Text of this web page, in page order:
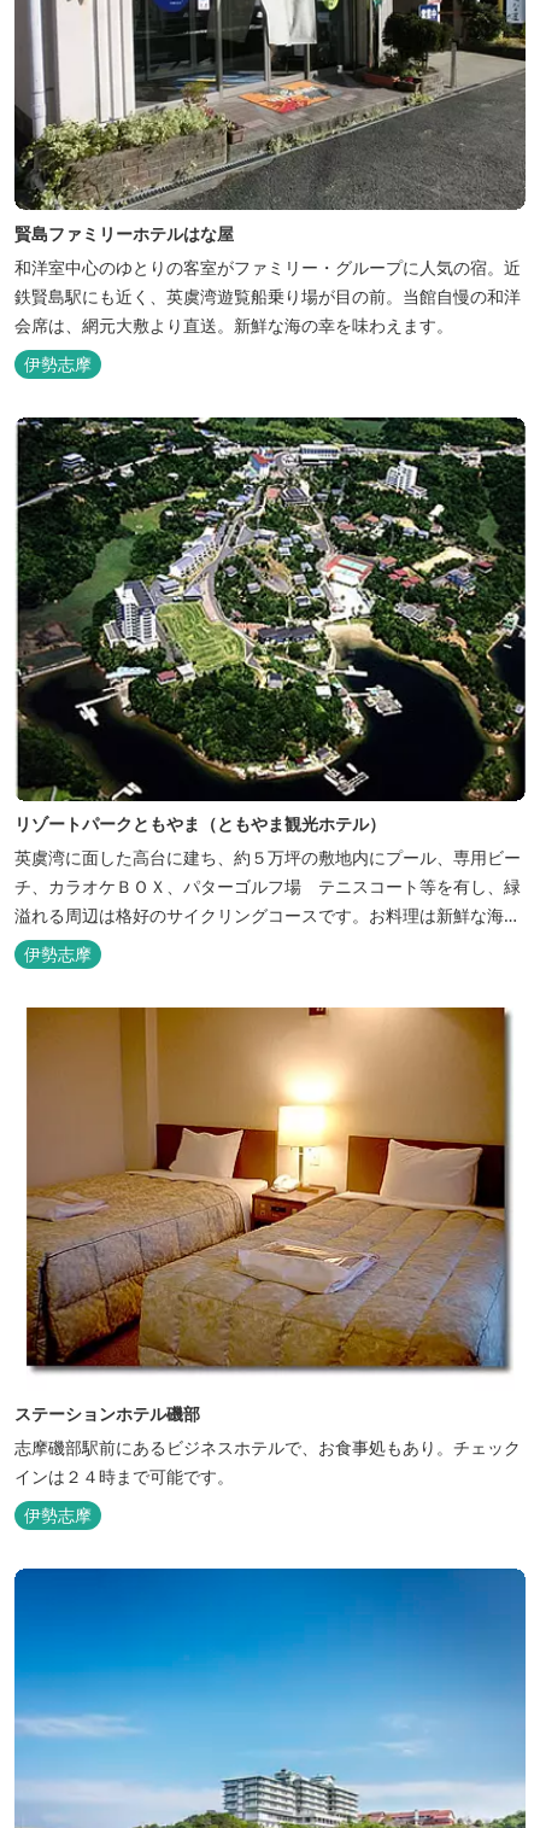
賢島ファミリーホテルはな屋
和洋室中心のゆとりの客室がファミリー・グループに人気の宿。近
鉄賢島駅にも近く、英虞湾遊覧船乗り場が目の前。当館自慢の和洋
会席は、網元大敷より直送。新鮮な海の幸を味わえます。
伊勢志摩
リゾートパークともやま（ともやま観光ホテル）
英虞湾に面した高台に建ち、約５万坪の敷地内にプール、専用ビー
チ、カラオケＢＯＸ、パターゴルフ場 テニスコート等を有し、緑
溢れる周辺は格好のサイクリングコースです。お料理は新鮮な海の
幸をふんだんに使用する荒磯焼、活造会席、伊勢海老残酷鍋会席、
松茸料理（秋）等グルメ志向の方に好評です。夏には野外バーベキ
伊勢志摩
ステーションホテル磯部
志摩磯部駅前にあるビジネスホテルで、お食事処もあり。チェック
インは２４時まで可能です。
伊勢志摩